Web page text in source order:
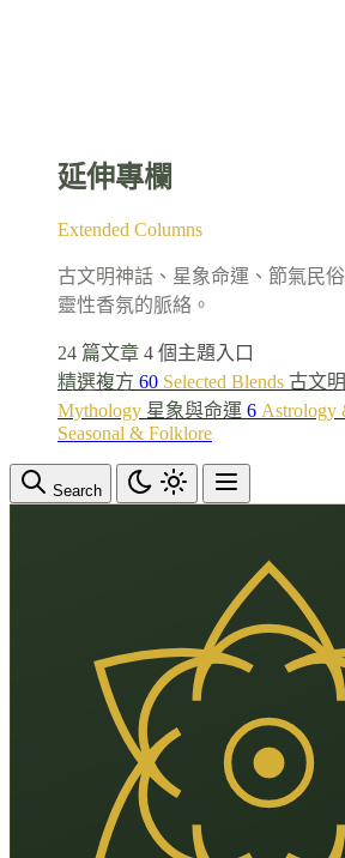
延伸專欄
Extended Columns
古文明神話、星象命運、節氣民
靈性香氛的脈絡。
24 篇文章 4 個主題入口
精選複方 60 Selected Blends 古文
Mythology 星象與命運 6 Astrology
Seasonal & Folklore
Search